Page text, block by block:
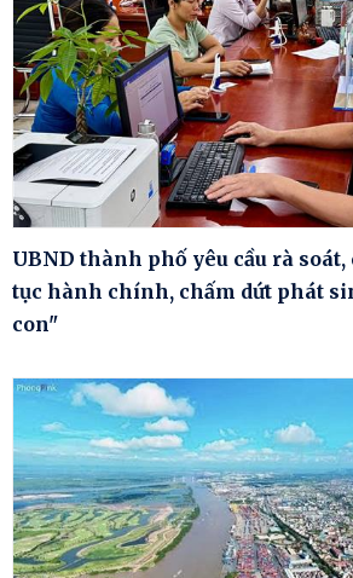
UBND thành phố yêu cầu rà
tục hành chính, chấm dứt phát
con"